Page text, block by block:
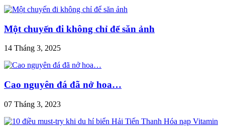
Một chuyến đi không chỉ để săn ảnh
14 Tháng 3, 2025
Cao nguyên đá đã nở hoa…
07 Tháng 3, 2023